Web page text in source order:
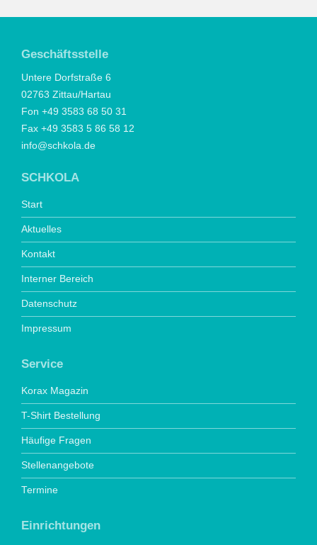
Geschäftsstelle
Untere Dorfstraße 6
02763 Zittau/Hartau
Fon +49 3583 68 50 31
Fax +49 3583 5 86 58 12
info@schkola.de
SCHKOLA
Start
Aktuelles
Kontakt
Interner Bereich
Datenschutz
Impressum
Service
Korax Magazin
T-Shirt Bestellung
Häufige Fragen
Stellenangebote
Termine
Einrichtungen